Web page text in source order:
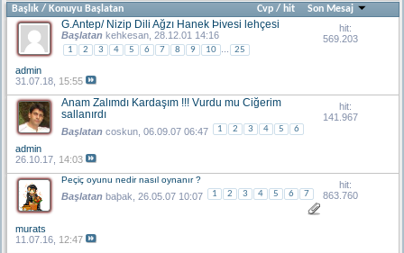
Başlık / Konuyu Başlatan Cvp /hit Son Mesaj
G.Antep/ Nizip Dili Ağzı Hanek Þivesi lehçesi
Başlatan kehkesan, 28.12.01 14:16
1 2 3 4 5 6 7 8 9 10 25
hit:
569.203
admin
31.07.18, 15:55
Anam Zalımdı Kardaşım !!! Vurdu mu Ciğerim
sallanırdı
Başlatan coskun , 06.09.07 06:47 1 2 3 4 5 6
hit:
141.967
admin
26.10.17, 14:03
Peçiç oyunu nedir nasıl oynanır ?
Başlatan baþak , 26.05.07 10:07 1 2 3 4 5 6 7
hit:
863.760
murats
11.07.16, 12:47